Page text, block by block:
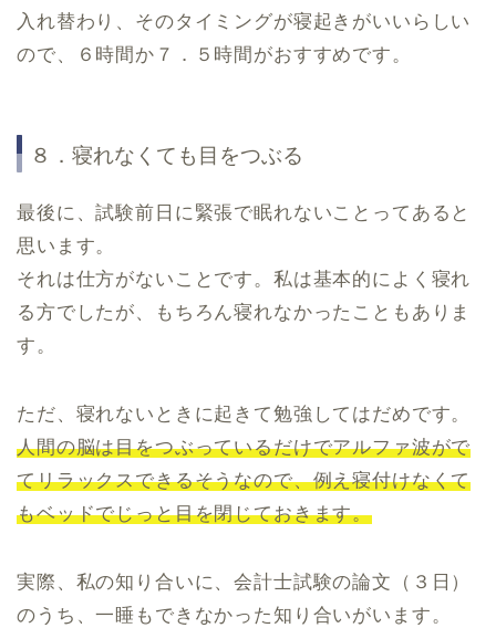
入れ替わり、そのタイミングが寝起きがいいらしい
ので、６時間か７．５時間がおすすめです。
８．寝れなくても目をつぶる
最後に、試験前日に緊張で眠れないことってあると
思います。
それは仕方がないことです。私は基本的によく寝れ
る方でしたが、もちろん寝れなかったこともありま
す。
ただ、寝れないときに起きて勉強してはだめです。
人間の脳は目をつぶっているだけでアルファ波がで
てリラックスできるそうなので、例え寝付けなくて
もベッドでじっと目を閉じておきます。
実際、私の知り合いに、会計士試験の論文（３日）
のうち、一睡もできなかった知り合いがいます。